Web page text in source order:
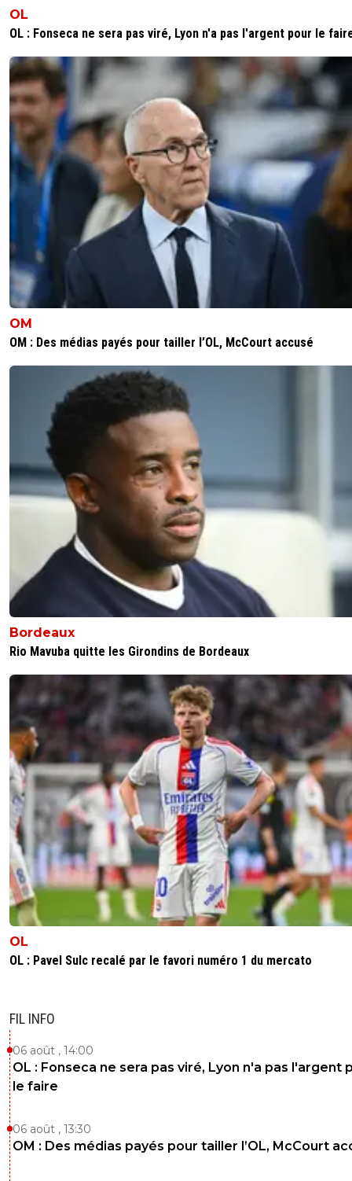
OL
OL : Fonseca ne sera pas viré, Lyon n'a pas l'argent pour le
OM
OM : Des médias payés pour tailler l’OL, McCourt accusé
Bordeaux
Rio Mavuba quitte les Girondins de Bordeaux
OL
OL : Pavel Sulc recalé par le favori numéro 1 du mercato
FIL INFO
06 août , 14:00
OL : Fonseca ne sera pas viré, Lyon n'a pas l'argent
le faire
06 août , 13:30
OM : Des médias payés pour tailler l’OL, McCourt